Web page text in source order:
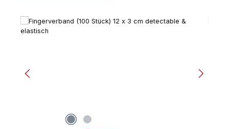
Bildergalerie überspringen